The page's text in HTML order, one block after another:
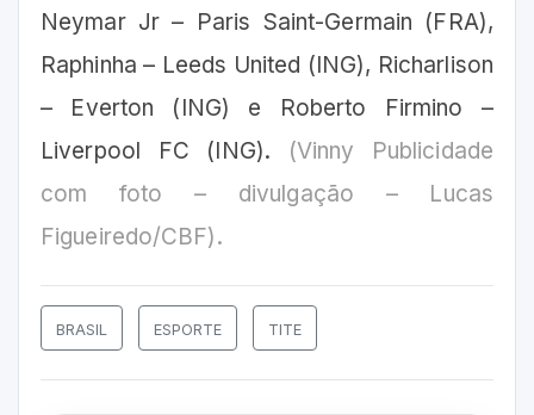
Neymar Jr – Paris Saint-Germain (FRA),
Raphinha – Leeds United (ING), Richarlison
– Everton (ING) e Roberto Firmino –
Liverpool FC (ING).
(Vinny Publicidade
com foto – divulgação – Lucas
Figueiredo/CBF).
BRASIL ESPORTE TITE